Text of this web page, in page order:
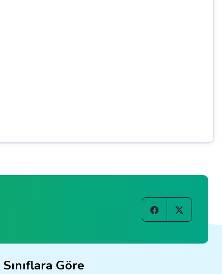
Sınıflara Göre